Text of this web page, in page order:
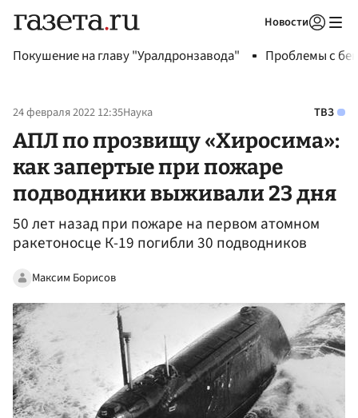
Новости
Покушение на главу "Уралдронзавода" Проблемы с
24 февраля 2022 12:35Наука ТВЗ
АПЛ по прозвищу «Хиросима»:
как запертые при пожаре
подводники выживали 23 дня
50 лет назад при пожаре на первом атомном
ракетоносце К-19 погибли 30 подводников
Максим Борисов